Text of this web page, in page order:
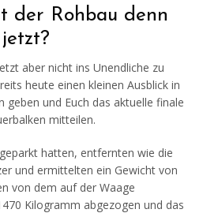
der Rohbau denn
jetzt?
aber nicht ins Unendliche zu
heute einen kleinen Ausblick in
geben und Euch das aktuelle finale
mitteilen.
hatten, entfernten wie die
und ermittelten ein Gewicht von
von dem auf der Waage
Kilogramm abgezogen und das